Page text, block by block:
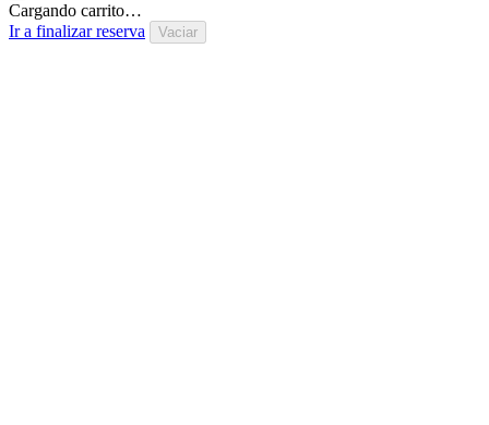
Cargando carrito…
Ir a finalizar reserva
Vaciar